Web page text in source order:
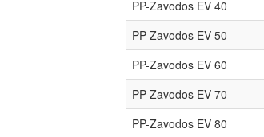
PP-Zavodos EV 40
PP-Zavodos EV 50
PP-Zavodos EV 60
PP-Zavodos EV 70
PP-Zavodos EV 80